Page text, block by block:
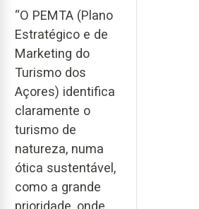
“O PEMTA (Plano
Estratégico e de
Marketing do
Turismo dos
Açores) identifica
claramente o
turismo de
natureza, numa
ótica sustentável,
como a grande
prioridade, onde